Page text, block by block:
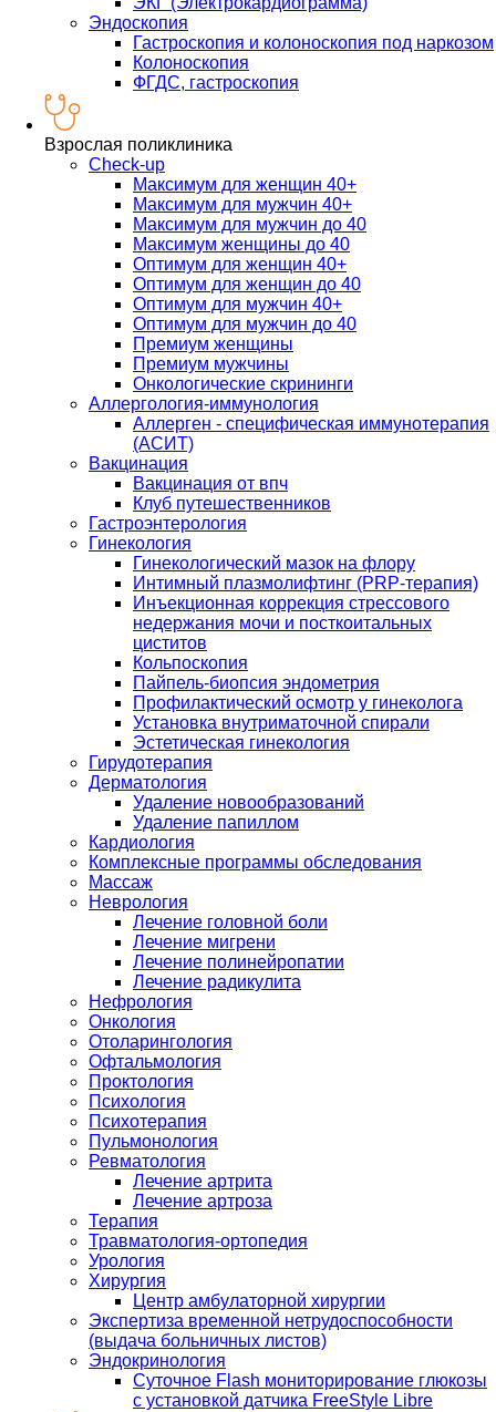
Эндоскопия
Гастроскопия и колоноскопия под наркозом
Колоноскопия
ФГДС, гастроскопия
Взрослая поликлиника
Check-up
Максимум для женщин 40+
Максимум для мужчин 40+
Максимум для мужчин до 40
Максимум женщины до 40
Оптимум для женщин 40+
Оптимум для женщин до 40
Оптимум для мужчин 40+
Оптимум для мужчин до 40
Премиум женщины
Премиум мужчины
Онкологические скрининги
Аллергология-иммунология
Аллерген - специфическая иммунотерапия
(АСИТ)
Вакцинация
Вакцинация от впч
Клуб путешественников
Гастроэнтерология
Гинекология
Гинекологический мазок на флору
Интимный плазмолифтинг (PRP-терапия)
Инъекционная коррекция стрессового
недержания мочи и посткоитальных
циститов
Кольпоскопия
Пайпель-биопсия эндометрия
Профилактический осмотр у гинеколога
Установка внутриматочной спирали
Эстетическая гинекология
Гирудотерапия
Дерматология
Удаление новообразований
Удаление папиллом
Кардиология
Комплексные программы обследования
Массаж
Неврология
Лечение головной боли
Лечение мигрени
Лечение полинейропатии
Лечение радикулита
Нефрология
Онкология
Отоларингология
Офтальмология
Проктология
Психология
Психотерапия
Пульмонология
Ревматология
Лечение артрита
Лечение артроза
Терапия
Травматология-ортопедия
Урология
Хирургия
Центр амбулаторной хирургии
Экспертиза временной нетрудоспособности
(выдача больничных листов)
Эндокринология
Суточное Flash мониторирование глюкозы
с установкой датчика FreeStyle Libre